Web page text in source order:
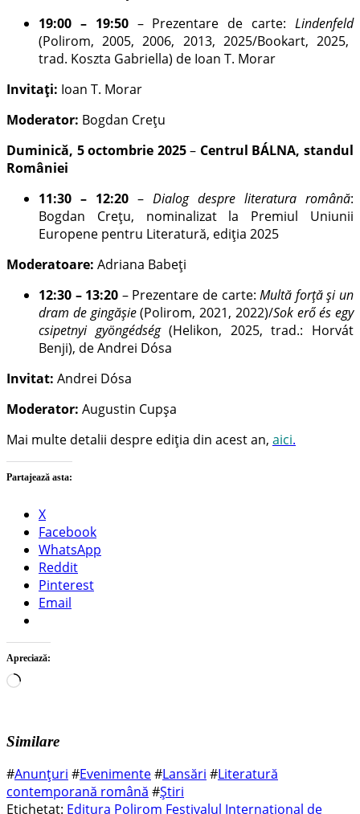
19:00 – 19:50– Prezentare de carte: Lindenfeld
(Polirom, 2005, 2006, 2013, 2025/Bookart, 2025,
trad. Koszta Gabriella) de Ioan T. Morar
Invitați: Ioan T. Morar
Moderator: Bogdan Crețu
Duminică, 5 octombrie 2025– Centrul BÁLNA, standul
României
11:30 – 12:20 – Dialog despre literatura română:
Bogdan Crețu, nominalizat la Premiul Uniunii
Europene pentru Literatură, ediția 2025
Moderatoare: Adriana Babeți
12:30 – 13:20 – Prezentare de carte:Multă forță și un
dram de gingășie(Polirom, 2021, 2022)/Sok erő és egy
csipetnyi gyöngédség(Helikon, 2025, trad.: Horvát
Benji), de Andrei Dósa
Invitat: Andrei Dósa
Moderator: Augustin Cupșa
Mai multe detalii despre ediția din acest an, aici.
Partajează asta:
X
Facebook
WhatsApp
Reddit
Pinterest
Email
Apreciază:
Încarc...
Similare
#Anunțuri #Evenimente#Lansări #Literatură
contemporană română #Știri
Etichetat: Editura Polirom Festivalul Internațional de